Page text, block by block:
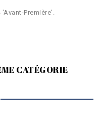
Première'.
CATÉGORIE